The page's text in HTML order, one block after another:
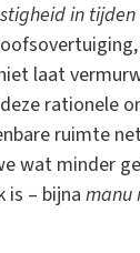
in
laat
rationele
ruimte
wat minder
– bijna manu